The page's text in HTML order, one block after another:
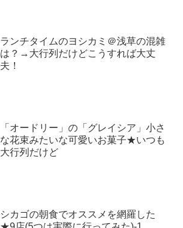
ランチタイムのヨシカミ＠浅草の混雑
は？→大行列だけどこうすれば大丈
夫！
「オードリー」の「グレイシア」小さ
な花束みたいな可愛いお菓子★いつも
大行列だけど
シカゴの朝食でオススメを網羅した